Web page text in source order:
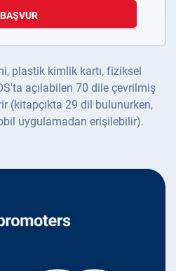
BAŞVUR
plastik kimlik kartı, fiziksel
açılabilen 70 dile çevrilmiş
(kitapçıkta 29 dil bulunurken,
uygulamadan erişilebilir).